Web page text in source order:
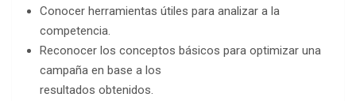
Conocer herramientas útiles para analizar a la
competencia.
Reconocer los conceptos básicos para optimizar una
campaña en base a los
resultados obtenidos.